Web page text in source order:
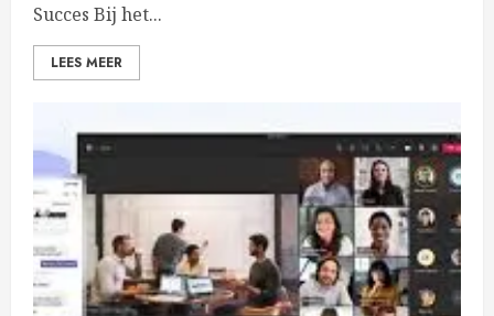
Succes Bij het...
LEES MEER